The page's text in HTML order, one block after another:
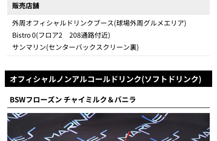
販売店舗
外周オフィシャルドリンクブース(球場外周グルメエリア)
Bistro 0(フロア2 208通路付近)
サンマリン(センターバックスクリーン裏)
オフィシャルノンアルコールドリンク(ソフトドリンク)
BSWフローズン チャイミルク＆バニラ